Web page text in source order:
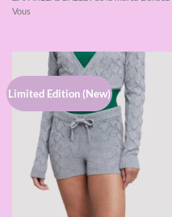
Vous
Limited Edition (New)